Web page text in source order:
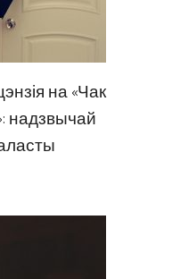
на «Чак
надзвычай